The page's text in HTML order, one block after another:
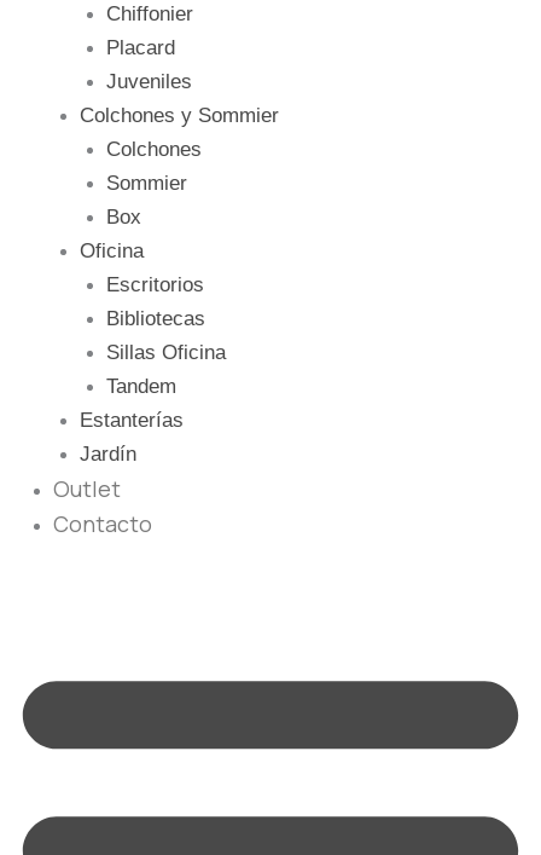
Chiffonier
Placard
Juveniles
Colchones y Sommier
Colchones
Sommier
Box
Oficina
Escritorios
Bibliotecas
Sillas Oficina
Tandem
Estanterías
Jardín
Outlet
Contacto